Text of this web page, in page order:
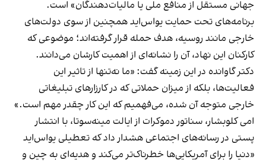
جهانی مستقل از منافع ملی یا مالیات‌دهندگان» است.
برنامه‌های تحت حمایت یو‌اس‌اید همچنین از سوی دولت‌های
خارجی مانند روسیه، هدف حمله قرار گرفته‌اند؛ موضوعی که
کارکنان این نهاد، آن را نشانه‌ای از اهمیت کارشان می‌دانند.
دکتر گاوانده در این زمینه گفت: «ما نه‌تنها از تاثیر این
فعالیت‌ها، بلکه از میزان حملاتی که در کارزارهای تبلیغاتی
خارجی متوجه آن شده، می‌فهمیم که این کار چقدر مهم است.»
امی کلوبشار، سناتور دموکرات از ایالت مینه‌سوتا، با انتشار
پستی در رسانه‌های اجتماعی هشدار داد که تعطیلی یو‌اس‌اید
«دنیا را برای آمریکایی‌ها خطرناک‌تر می‌کند و هدیه‌ای به چین و